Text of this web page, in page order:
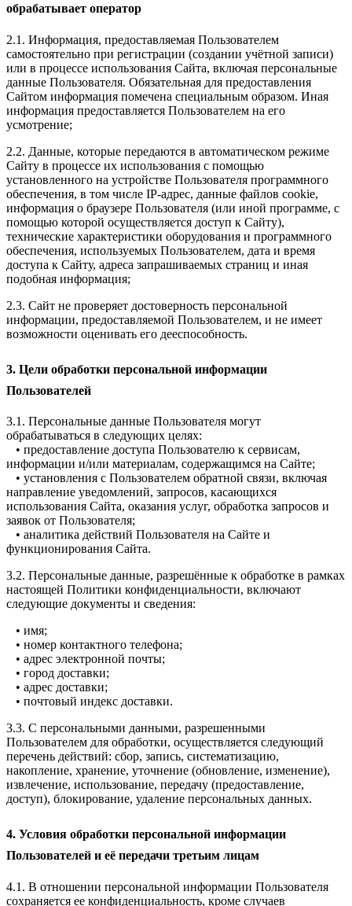
обрабатывает оператор
2.1. Информация, предоставляемая Пользователем
самостоятельно при регистрации (создании учётной записи)
или в процессе использования Сайта, включая персональные
данные Пользователя. Обязательная для предоставления
Сайтом информация помечена специальным образом. Иная
информация предоставляется Пользователем на его
усмотрение;
2.2. Данные, которые передаются в автоматическом режиме
Сайту в процессе их использования с помощью
установленного на устройстве Пользователя программного
обеспечения, в том числе IP-адрес, данные файлов cookie,
информация о браузере Пользователя (или иной программе, с
помощью которой осуществляется доступ к Сайту),
технические характеристики оборудования и программного
обеспечения, используемых Пользователем, дата и время
доступа к Сайту, адреса запрашиваемых страниц и иная
подобная информация;
2.3. Сайт не проверяет достоверность персональной
информации, предоставляемой Пользователем, и не имеет
возможности оценивать его дееспособность.
3. Цели обработки персональной информации
Пользователей
3.1. Персональные данные Пользователя могут
обрабатываться в следующих целях:
• предоставление доступа Пользователю к сервисам,
информации и/или материалам, содержащимся на Сайте;
• установления с Пользователем обратной связи, включая
направление уведомлений, запросов, касающихся
использования Сайта, оказания услуг, обработка запросов и
заявок от Пользователя;
• аналитика действий Пользователя на Сайте и
функционирования Сайта.
3.2. Персональные данные, разрешённые к обработке в рамках
настоящей Политики конфиденциальности, включают
следующие документы и сведения:
• имя;
• номер контактного телефона;
• адрес электронной почты;
• город доставки;
• адрес доставки;
• почтовый индекс доставки.
3.3. С персональными данными, разрешенными
Пользователем для обработки, осуществляется следующий
перечень действий: сбор, запись, систематизацию,
накопление, хранение, уточнение (обновление, изменение),
извлечение, использование, передачу (предоставление,
доступ), блокирование, удаление персональных данных.
4. Условия обработки персональной информации
Пользователей и её передачи третьим лицам
4.1. В отношении персональной информации Пользователя
сохраняется ее конфиденциальность, кроме случаев